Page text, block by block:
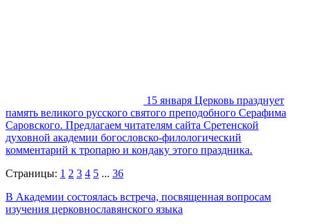
15 января Церковь празднует
память великого русского святого преподобного Серафима
Саровского. Предлагаем читателям сайта Сретенской
духовной академии богословско-филологический
комментарий к тропарю и кондаку этого праздника.
Страницы: 1 2 3 4 5 ... 36
В Академии состоялась встреча, посвященная вопросам
изучения церковнославянского языка